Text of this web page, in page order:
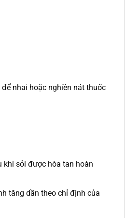
nhai hoặc nghiền nát thuốc
khi sỏi được hòa tan hoàn
tăng dần theo chỉ định của